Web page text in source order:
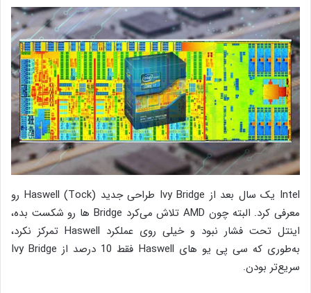
Intel یک سال بعد از Ivy Bridge طراحی جدید (Tock) Haswell رو
معرفی کرد. البته چون AMD تلاش می‌کرد Bridge ها رو شکست بده،
اینتل تحت فشار نبود و خیلی روی عملکرد Haswell تمرکز نکرد،
به‌طوری که سی پی یو های Haswell فقط 10 درصد از Ivy Bridge
سریع‌تر بودن.